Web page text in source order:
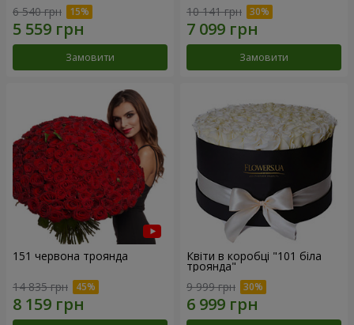
6 540 грн
Замовити
10 141 грн
Замовити
151 червона троянда
14 835 грн
Квіти в коробці "101 біла
троянда"
9 999 грн